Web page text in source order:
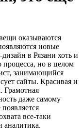
оказываются
новые
в Рязани хоть и
процесса, но в целом
занимающийся
сайты. Красивая и
Грамотная
даже самому
все-таки